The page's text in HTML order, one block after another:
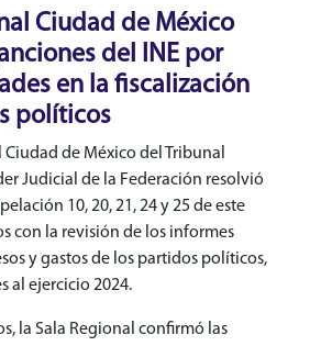
Ciudad de México
del INE por
en la fiscalización
políticos
Ciudad de México del Tribunal
Judicial de la Federación resolvió
10, 20, 21, 24 y 25 de este
con la revisión de los informes
y gastos de los partidos políticos,
al ejercicio 2024.
la Sala Regional confirmó las